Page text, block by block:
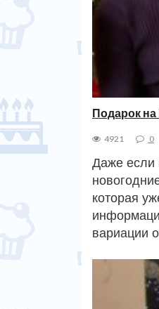
Подарок
4921 0
Даже если
которая
вариации